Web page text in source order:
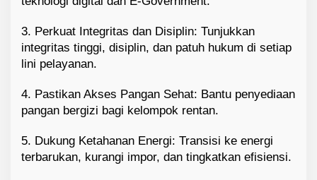
3. Perkuat Integritas dan Disiplin: Tunjukkan
integritas tinggi, disiplin, dan patuh hukum di setiap
lini pelayanan.
4. Pastikan Akses Pangan Sehat: Bantu penyediaan
pangan bergizi bagi kelompok rentan.
5. Dukung Ketahanan Energi: Transisi ke energi
terbarukan, kurangi impor, dan tingkatkan efisiensi.